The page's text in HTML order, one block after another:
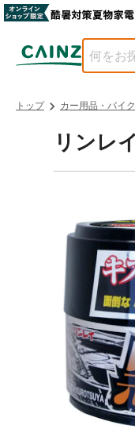
トップ カー用品・バイ
リンレ